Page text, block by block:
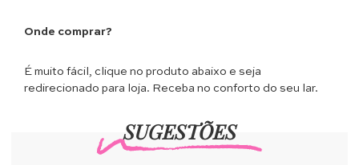
Onde comprar?
É muito fácil, clique no produto abaixo e seja
redirecionado para loja. Receba no conforto do seu lar.
SUGESTÕES